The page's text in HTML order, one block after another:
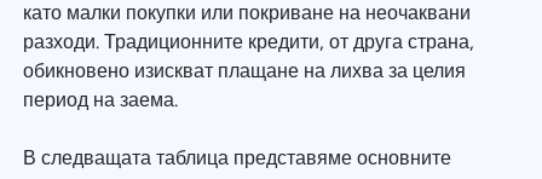
като малки покупки или покриване на неочаквани
разходи. Традиционните кредити, от друга страна,
обикновено изискват плащане на лихва за целия
период на заема.
В следващата таблица представяме основните